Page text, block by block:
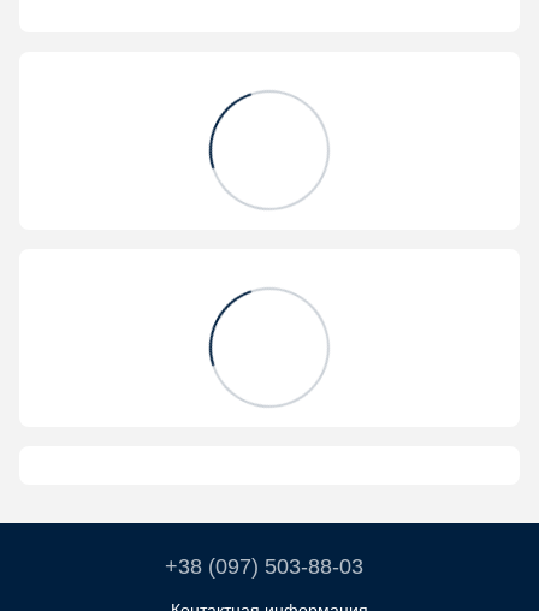
+38 (097) 503-88-03